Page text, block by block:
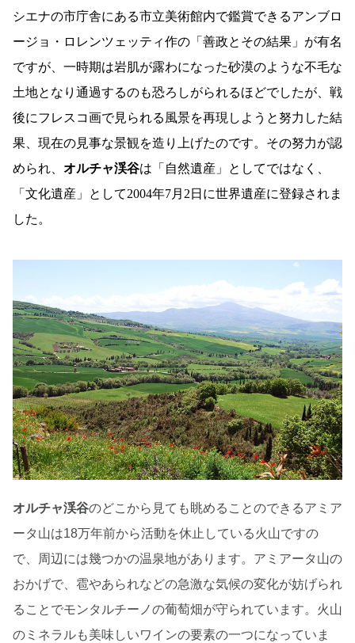
シエナの市庁舎にある市立美術館内で鑑賞できるアンブロ
ージョ・ロレンツェッティ作の「善政とその結果」が有名
ですが、一時期は岩肌が露わになった砂漠のような不毛な
土地となり通過するのも恐ろしがられるほどでしたが、戦
後にフレスコ画で見られる風景を再現しようと努力した結
果、現在の見事な景観を造り上げたのです。その努力が認
められ、 オルチャ渓谷は「自然遺産」としてではなく、
「文化遺産」として2004年7月2日に世界遺産に登録されま
した。
オルチャ渓谷のどこから見ても眺めることのできるアミア
ータ山は18万年前から活動を休止している火山ですの
で、周辺には幾つかの温泉地があります。アミアータ山の
おかげで、雹やあられなどの急激な気候の変化が妨げられ
ることでモンタルチーノの葡萄畑が守られています。火山
のミネラルも美味しいワインの要素の一つになっていま